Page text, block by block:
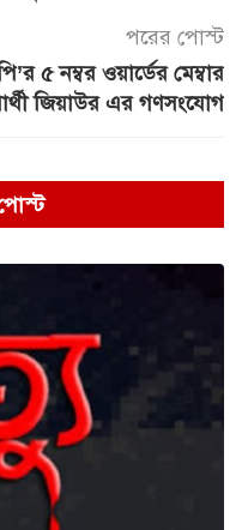
পরের পোস্ট
৫ নম্বর ওয়ার্ডের মেম্বার
জিয়াউর এর গণসংযোগ